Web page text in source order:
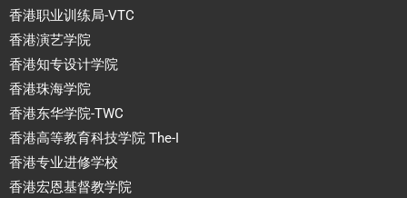
香港职业训练局-VTC
香港演艺学院
香港知专设计学院
香港珠海学院
香港东华学院-TWC
香港高等教育科技学院 The-I
香港专业进修学校
香港宏恩基督教学院